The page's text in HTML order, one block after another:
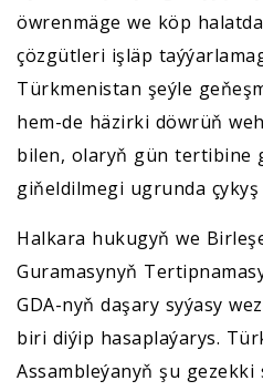
öwrenmäge we köp
çözgütleri işläp
Türkmenistan şeýle
hem-de häzirki döwrüň
bilen, olaryň gün tertibine
giňeldilmegi ugrunda çykyş
Halkara hukugyň we
Guramasynyň
GDA-nyň daşary syýasy
biri diýip hasaplaýarys.
Assambleýanyň şu gezekki